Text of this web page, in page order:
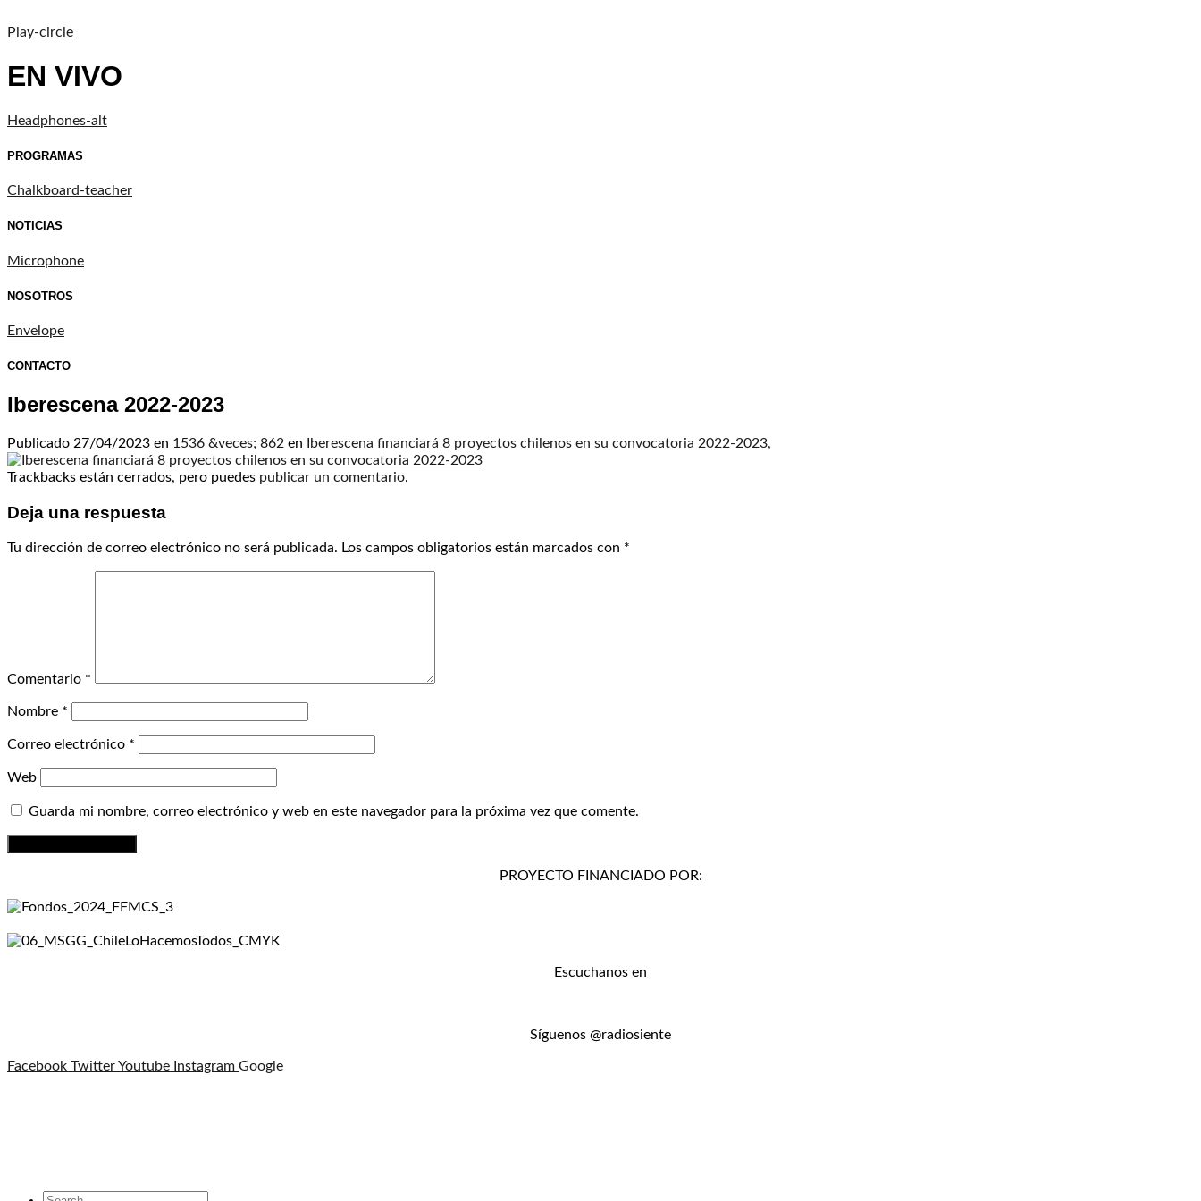
Play-circle
EN VIVO
Headphones-alt
PROGRAMAS
Chalkboard-teacher
NOTICIAS
Microphone
NOSOTROS
Envelope
CONTACTO
Iberescena 2022-2023
Publicado 27/04/2023 en 1536 &veces; 862 en Iberescena financiará 8 proyectos chilenos en su convocatoria 2022-2023,
Trackbacks están cerrados, pero puedes publicar un comentario.
Deja una respuesta
Tu dirección de correo electrónico no será publicada. Los campos obligatorios están marcados con *
Comentario *
Nombre *
Correo electrónico *
Web
Guarda mi nombre, correo electrónico y web en este navegador para la próxima vez que comente.
PROYECTO FINANCIADO POR:
Escuchanos en
Síguenos @radiosiente
Facebook TwitterYoutube Instagram Google